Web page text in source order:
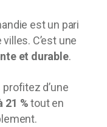
est un pari
C’est une
et durable.
d’une
21 %tout en